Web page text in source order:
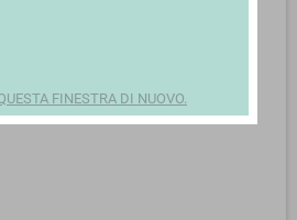
FINESTRA DI NUOVO.